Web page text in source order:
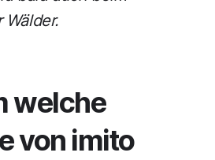
welche
von imito